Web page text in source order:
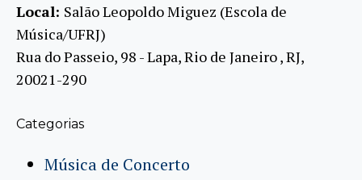
Local: Salão Leopoldo Miguez (Escola de
Música/UFRJ)
Rua do Passeio, 98 - Lapa, Rio de Janeiro , RJ,
20021-290
Categorias
Música de Concerto